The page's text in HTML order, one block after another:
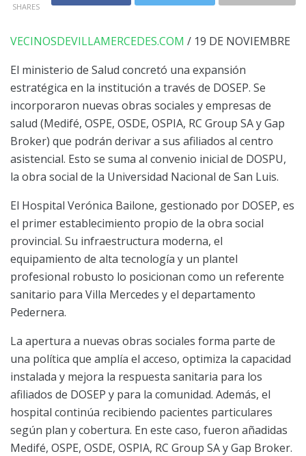
SHARES
VECINOSDEVILLAMERCEDES.COM / 19 DE NOVIEMBRE
El ministerio de Salud concretó una expansión
estratégica en la institución a través de DOSEP. Se
incorporaron nuevas obras sociales y empresas de
salud (Medifé, OSPE, OSDE, OSPIA, RC Group SA y Gap
Broker) que podrán derivar a sus afiliados al centro
asistencial. Esto se suma al convenio inicial de DOSPU,
la obra social de la Universidad Nacional de San Luis.
El Hospital Verónica Bailone, gestionado por DOSEP, es
el primer establecimiento propio de la obra social
provincial. Su infraestructura moderna, el
equipamiento de alta tecnología y un plantel
profesional robusto lo posicionan como un referente
sanitario para Villa Mercedes y el departamento
Pedernera.
La apertura a nuevas obras sociales forma parte de
una política que amplía el acceso, optimiza la capacidad
instalada y mejora la respuesta sanitaria para los
afiliados de DOSEP y para la comunidad. Además, el
hospital continúa recibiendo pacientes particulares
según plan y cobertura. En este caso, fueron añadidas
Medifé, OSPE, OSDE, OSPIA, RC Group SA y Gap Broker.